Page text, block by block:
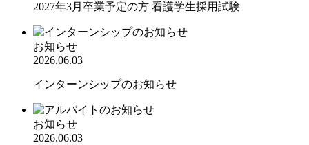
2027年3月卒業予定の方 看護学生採用試験
お知らせ
2026.06.03
インターンシップのお知らせ
お知らせ
2026.06.03